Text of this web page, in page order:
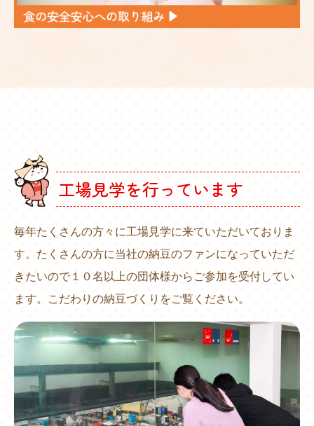
工場見学を行っています
毎年たくさんの方々に工場見学に来ていただいておりま
す。たくさんの方に当社の納豆のファンになっていただ
きたいので１０名以上の団体様からご参加を受付してい
ます。こだわりの納豆づくりをご覧ください。